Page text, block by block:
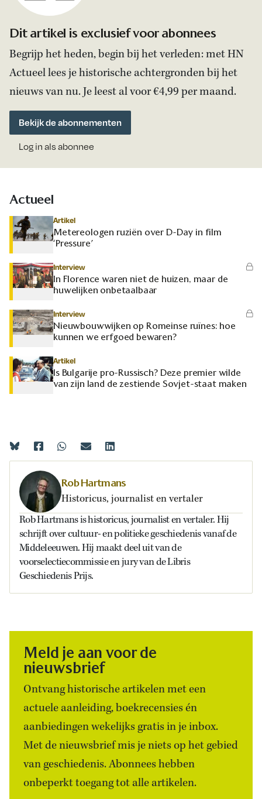
Dit artikel is exclusief voor abonnees
Begrijp het heden, begin bij het verleden: met HN
Actueel lees je historische achtergronden bij het
nieuws van nu. Je leest al voor €4,99 per maand.
Bekijk de abonnementen
Log in als abonnee
Actueel
Artikel
Metereologen ruziën over D-Day in film
‘Pressure’
Interview
In Florence waren niet de huizen, maar de
huwelijken onbetaalbaar
Interview
Nieuwbouwwijken op Romeinse ruïnes: hoe
kunnen we erfgoed bewaren?
Artikel
Is Bulgarije pro-Russisch? Deze premier wilde
van zijn land de zestiende Sovjet-staat maken
Rob Hartmans
Historicus, journalist en vertaler
Rob Hartmans is historicus, journalist en vertaler. Hij
schrijft over cultuur- en politieke geschiedenis vanaf de
Middeleeuwen. Hij maakt deel uit van de
voorselectiecommissie en jury van de Libris
Geschiedenis Prijs.
Meld je aan voor de
nieuwsbrief
Ontvang historische artikelen met een
actuele aanleiding, boekrecensies én
aanbiedingen wekelijks gratis in je inbox.
Met de nieuwsbrief mis je niets op het gebied
van geschiedenis. Abonnees hebben
onbeperkt toegang tot alle artikelen.